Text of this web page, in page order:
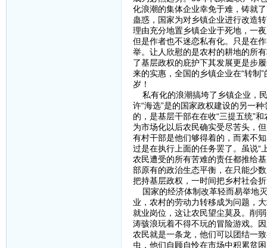
化浪潮的集体企业幸免于难，铸就
蛊惑，国家为对乡镇企业进行改造
理由充分地置乡镇企业于死地，一
但是作者也不迷恋私有化。只是在
举。让人欣慰的是农村的耕地的所
了基层政权的庇护下其发展更是步
来的实惠，全国的乡镇企业在“转制
岁！
私有化的浪潮搞垮了乡镇企业，
许“海选”是的国家政权建设的另一
的，是基层干部在在收“三提五统”
为市场化以后农民确实受尽苦头，
有村干部是他们够得着的，而素不
过是在执行上面的任务罢了。虽说“
农民遭受的所有苦难的责任都推给
部原有的政治生态平衡，在只能少
把持基层政权，一时间把乡村社会
国家的经济体制改革轻而易举地
业，农村的劳动力转移成为问题，
就业岗位，这让农民望尘莫及。削
涛骇浪玩着不得不玩的冒险游戏。
农民就是一条龙，他们可以团结一
虫，他们自顾自怜在市场中积累贫